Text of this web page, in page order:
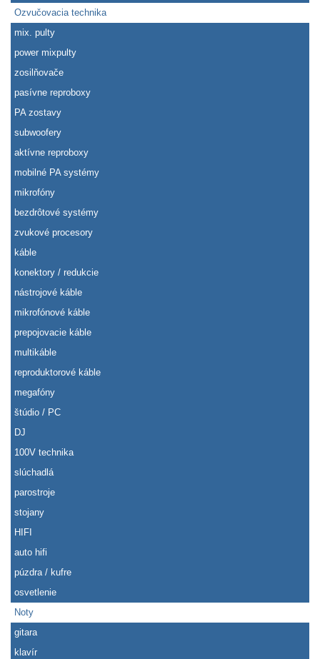
Ozvučovacia technika
mix. pulty
power mixpulty
zosilňovače
pasívne reproboxy
PA zostavy
subwoofery
aktívne reproboxy
mobilné PA systémy
mikrofóny
bezdrôtové systémy
zvukové procesory
káble
konektory / redukcie
nástrojové káble
mikrofónové káble
prepojovacie káble
multikáble
reproduktorové káble
megafóny
štúdio / PC
DJ
100V technika
slúchadlá
parostroje
stojany
HIFI
auto hifi
púzdra / kufre
osvetlenie
Noty
gitara
klavír